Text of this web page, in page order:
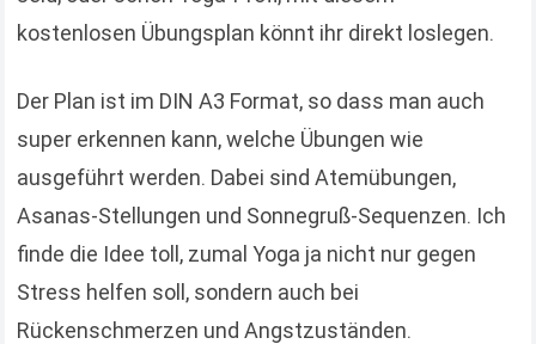
kostenlosen Übungsplan könnt ihr direkt loslegen.
Der Plan ist im DIN A3 Format, so dass man auch
super erkennen kann, welche Übungen wie
ausgeführt werden. Dabei sind Atemübungen,
Asanas-Stellungen und Sonnegruß-Sequenzen. Ich
finde die Idee toll, zumal Yoga ja nicht nur gegen
Stress helfen soll, sondern auch bei
Rückenschmerzen und Angstzuständen.